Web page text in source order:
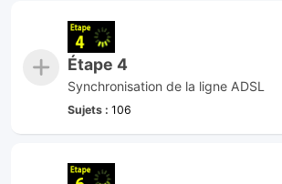
Étape 4
Synchronisation de la ligne ADSL
Sujets : 106